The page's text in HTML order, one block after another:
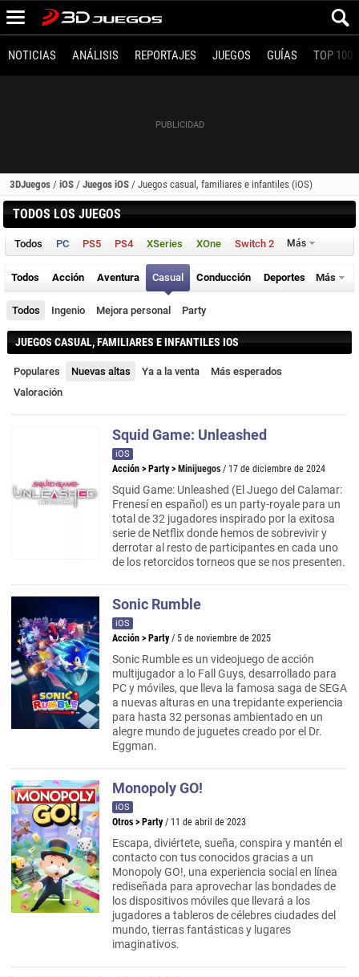
NOTICIAS ANÁLISIS REPORTAJES JUEGOS GUÍAS TOP 100
3DJuegos / iOS / Juegos iOS / Juegos casual, familiares e infantiles (iOS)
TODOS LOS JUEGOS
Todos PC PS5 PS4 XSeries XOne Switch 2 Más
Todos Acción Aventura Casual Conducción Deportes Más
Todos Ingenio Mejora personal Party
JUEGOS CASUAL, FAMILIARES E INFANTILES IOS
Populares Nuevas altas Ya a la venta
Más esperados
Valoración
Squid Game: Unleashed
iOS
Acción > Party> Minijuegos / 17 de diciembre de 2024
Squid Game: Unleashed (El Juego del Calamar:
Frenesí en español) es un party-royale para un
total de 32 jugadores inspirado por la exitosa
serie de Netflix donde hemos de sobrevivir y
derrotar al resto de participantes en cada uno
de los retorcidos torneos que se nos presenten.
Sonic Rumble
iOS
Acción > Party / 5 de noviembre de 2025
Sonic Rumble es un videojuego de acción
multijugador a lo Fall Guys, desarrollado para
PC y móviles, que lleva la famosa saga de SEGA
a nuevas alturas en una trepidante experiencia
para hasta 32 personas ambientado en un
alegre mundo de juguetes creado por el Dr.
Eggman.
Monopoly GO!
iOS
Otros > Party / 11 de abril de 2023
Escapa, diviértete, sueña, conspira y mantén el
contacto con tus conocidos gracias a un
Monopoly GO!, una experiencia social en línea
rediseñada para aprovechar las bondades de
los dispositivos móviles que llevará a los
jugadores a tableros de célebres ciudades del
mundo, tierras fantásticas y lugares
imaginativos.